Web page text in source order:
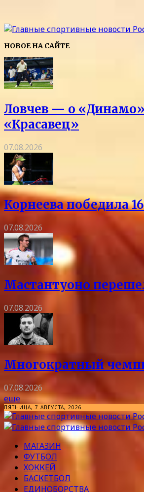
НОВОЕ НА САЙТЕ
Ловчев — о
«Красавец»
07.08.2026
Корнеева победила
07.08.2026
Мастантуоно
07.08.2026
Многократный
07.08.2026
еще
ПЯТНИЦА, 7 АВГУСТА, 2026
МАГАЗИН
ФУТБОЛ
ХОККЕЙ
БАСКЕТБОЛ
ЕДИНОБОРСТВА